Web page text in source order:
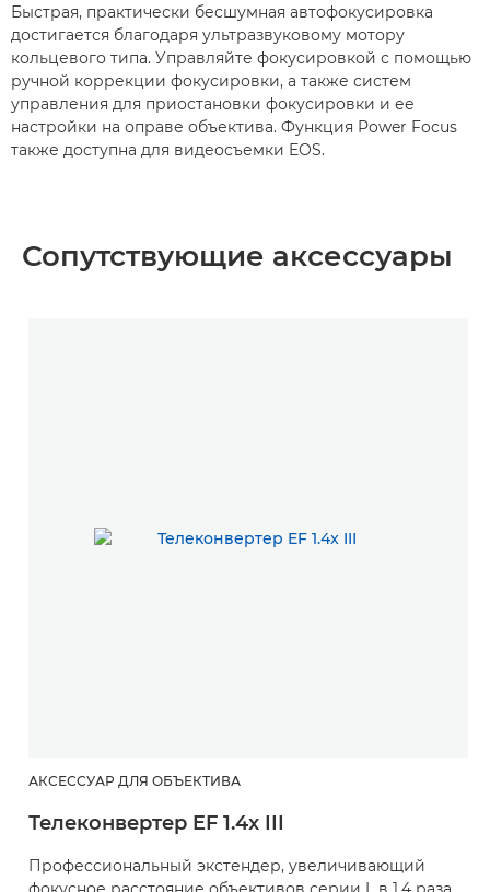
Быстрая, практически бесшумная автофокусировка
достигается благодаря ультразвуковому мотору
кольцевого типа. Управляйте фокусировкой с помощью
ручной коррекции фокусировки, а также систем
управления для приостановки фокусировки и ее
настройки на оправе объектива. Функция Power Focus
также доступна для видеосъемки EOS.
Сопутствующие аксессуары
АКСЕССУАР ДЛЯ ОБЪЕКТИВА
Телеконвертер EF 1.4x III
Профессиональный экстендер, увеличивающий